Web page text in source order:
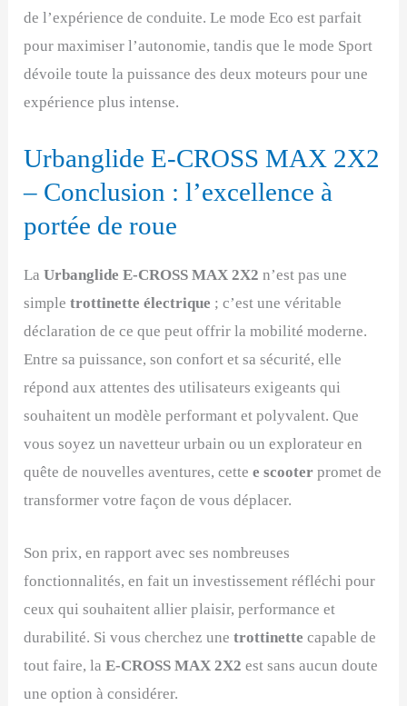
de l’expérience de conduite. Le mode Eco est parfait
pour maximiser l’autonomie, tandis que le mode Sport
dévoile toute la puissance des deux moteurs pour une
expérience plus intense.
Urbanglide E-CROSS MAX 2X2
– Conclusion : l’excellence à
portée de roue
LaUrbanglide E-CROSS MAX 2X2 n’est pas une
simpletrottinette électrique ; c’est une véritable
déclaration de ce que peut offrir la mobilité moderne.
Entre sa puissance, son confort et sa sécurité, elle
répond aux attentes des utilisateurs exigeants qui
souhaitent un modèle performant et polyvalent. Que
vous soyez un navetteur urbain ou un explorateur en
quête de nouvelles aventures, cettee scooter promet de
transformer votre façon de vous déplacer.
Son prix, en rapport avec ses nombreuses
fonctionnalités, en fait un investissement réfléchi pour
ceux qui souhaitent allier plaisir, performance et
durabilité. Si vous cherchez unetrottinettecapable de
tout faire, laE-CROSS MAX 2X2 est sans aucun doute
une option à considérer.